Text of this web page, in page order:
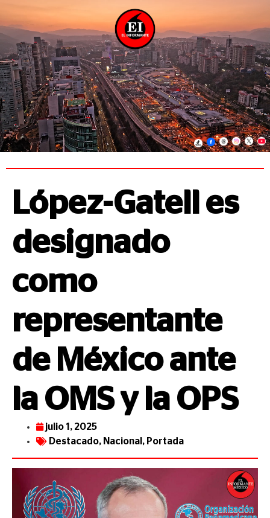
López-Gatell es
designado
como
representante
de México ante
la OMS y la OPS
julio 1, 2025
Destacado, Nacional , Portada